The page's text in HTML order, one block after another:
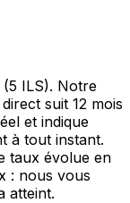
ILS). Notre
suit 12 mois
et indique
à tout instant.
taux évolue en
: nous vous
atteint.